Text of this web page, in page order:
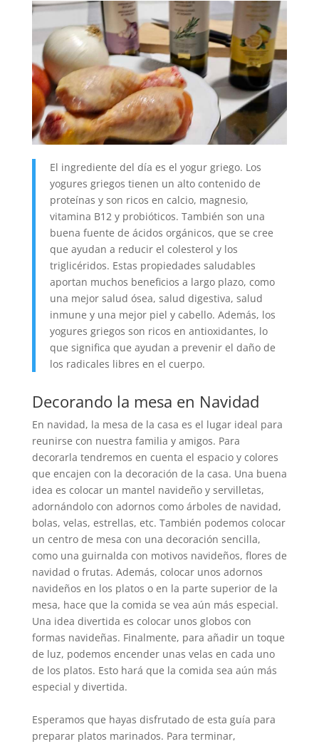
El ingrediente del día es el yogur griego. Los
yogures griegos tienen un alto contenido de
proteínas y son ricos en calcio, magnesio,
vitamina B12 y probióticos. También son una
buena fuente de ácidos orgánicos, que se cree
que ayudan a reducir el colesterol y los
triglicéridos. Estas propiedades saludables
aportan muchos beneficios a largo plazo, como
una mejor salud ósea, salud digestiva, salud
inmune y una mejor piel y cabello. Además, los
yogures griegos son ricos en antioxidantes, lo
que significa que ayudan a prevenir el daño de
los radicales libres en el cuerpo.
Decorando la mesa en Navidad
En navidad, la mesa de la casa es el lugar ideal para
reunirse con nuestra familia y amigos. Para
decorarla tendremos en cuenta el espacio y colores
que encajen con la decoración de la casa. Una buena
idea es colocar un mantel navideño y servilletas,
adornándolo con adornos como árboles de navidad,
bolas, velas, estrellas, etc. También podemos colocar
un centro de mesa con una decoración sencilla,
como una guirnalda con motivos navideños, flores de
navidad o frutas. Además, colocar unos adornos
navideños en los platos o en la parte superior de la
mesa, hace que la comida se vea aún más especial.
Una idea divertida es colocar unos globos con
formas navideñas. Finalmente, para añadir un toque
de luz, podemos encender unas velas en cada uno
de los platos. Esto hará que la comida sea aún más
especial y divertida.
Esperamos que hayas disfrutado de esta guía para
preparar platos marinados. Para terminar,